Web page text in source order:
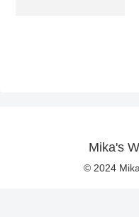
Mika's
© 2024